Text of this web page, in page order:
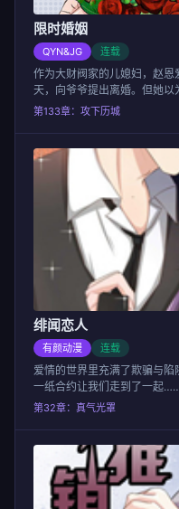
限时婚姻
QYN&JG 连载
作为大财阀家的儿媳妇，赵
天，向爷爷提出离婚。但她以
了……！
第133章：攻下历城
绯闻恋人
有颜动漫 连载
爱情的世界里充满了欺骗与陷
一纸合约让我们走到了一起
第32章：真气光罩